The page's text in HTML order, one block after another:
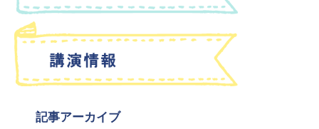
記事アーカイブ